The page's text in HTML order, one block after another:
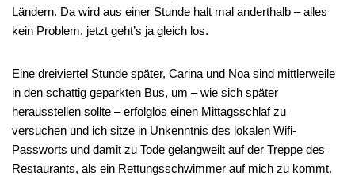
Ländern. Da wird aus einer Stunde halt mal anderthalb – alles
kein Problem, jetzt geht’s ja gleich los.
Eine dreiviertel Stunde später, Carina und Noa sind mittlerweile
in den schattig geparkten Bus, um – wie sich später
herausstellen sollte – erfolglos einen Mittagsschlaf zu
versuchen und ich sitze in Unkenntnis des lokalen Wifi-
Passworts und damit zu Tode gelangweilt auf der Treppe des
Restaurants, als ein Rettungsschwimmer auf mich zu kommt.